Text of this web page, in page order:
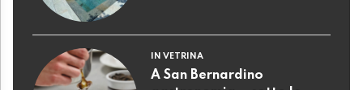
IN VETRINA
A San Bernardino